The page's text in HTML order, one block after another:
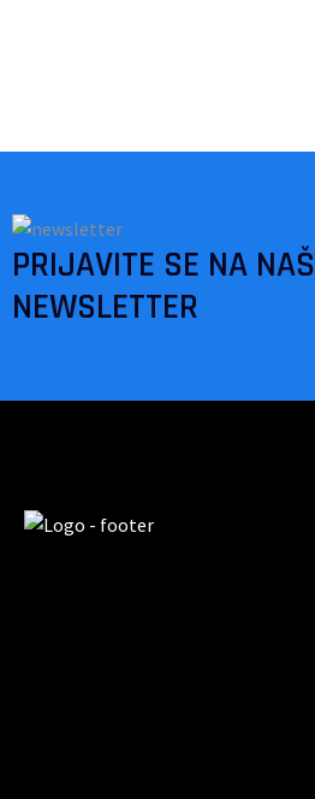
PRIJAVITE SE NA NAŠ
NEWSLETTER